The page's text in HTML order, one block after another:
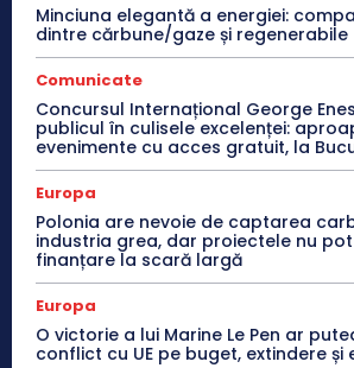
Minciuna elegantă a energiei:
dintre cărbune/gaze și regenerabile
Comunicate
Concursul Internațional George
publicul în culisele excelenței:
evenimente cu acces gratuit, la
Europa
Polonia are nevoie de captarea
industria grea, dar proiectele nu
finanțare la scară largă
Europa
O victorie a lui Marine Le Pen ar
conflict cu UE pe buget, extindere și